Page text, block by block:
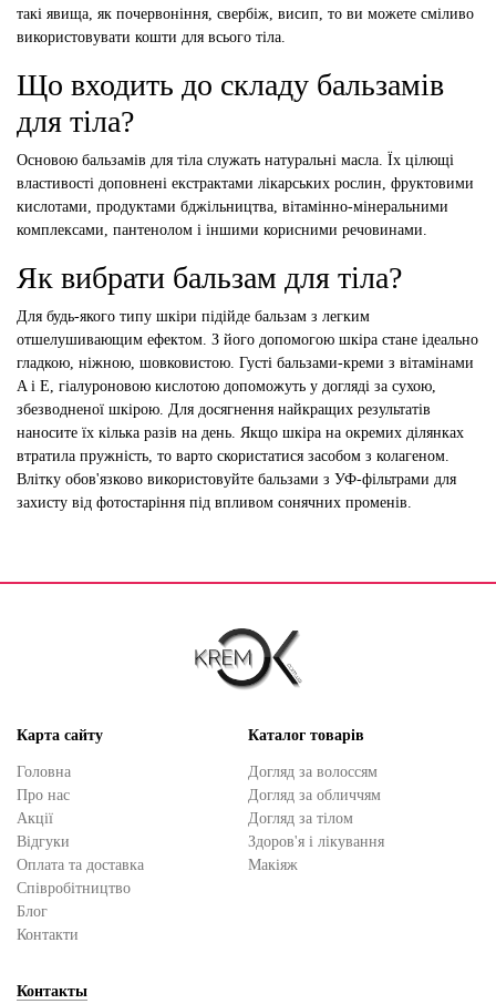
такі явища, як почервоніння, свербіж, висип, то ви можете сміливо
використовувати кошти для всього тіла.
Що входить до складу бальзамів
для тіла?
Основою бальзамів для тіла служать натуральні масла. Їх цілющі
властивості доповнені екстрактами лікарських рослин, фруктовими
кислотами, продуктами бджільництва, вітамінно-мінеральними
комплексами, пантенолом і іншими корисними речовинами.
Як вибрати бальзам для тіла?
Для будь-якого типу шкіри підійде бальзам з легким
отшелушивающим ефектом. З його допомогою шкіра стане ідеально
гладкою, ніжною, шовковистою. Густі бальзами-креми з вітамінами
A і E, гіалуроновою кислотою допоможуть у догляді за сухою,
збезводненої шкірою. Для досягнення найкращих результатів
наносите їх кілька разів на день. Якщо шкіра на окремих ділянках
втратила пружність, то варто скористатися засобом з колагеном.
Влітку обов'язково використовуйте бальзами з УФ-фільтрами для
захисту від фотостаріння під впливом сонячних променів.
Карта сайту
Головна
Про нас
Акції
Відгуки
Оплата та доставка
Cпівробітництво
Блог
Контакти
Каталог товарів
Догляд за волоссям
Догляд за обличчям
Догляд за тілом
Здоров'я і лікування
Макіяж
Контакты